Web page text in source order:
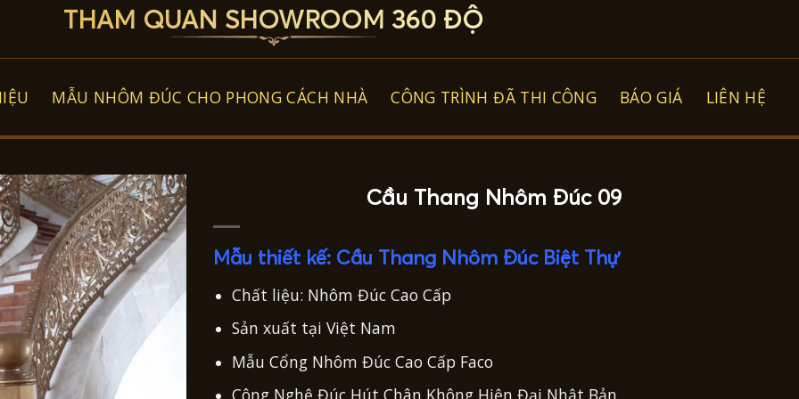
THAM QUAN SHOWROOM 360 ĐỘ
MẪU NHÔM ĐÚC CHO PHONG CÁCH NHÀ CÔNG TRÌNH ĐÃ THI CÔNG BÁO GIÁ LIÊN HỆ
Cầu Thang Nhôm Đúc 09
Mẫu thiết kế: Cầu Thang Nhôm Đúc Biệt Thự
Chất liệu: Nhôm Đúc Cao Cấp
Sản xuất tại Việt Nam
Mẫu Cổng Nhôm Đúc Cao Cấp Faco